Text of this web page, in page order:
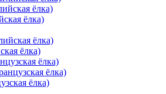
ёлка)
ёлка)
ёлка)
ёлка)
ёлка)
ёлка)
ёлка)